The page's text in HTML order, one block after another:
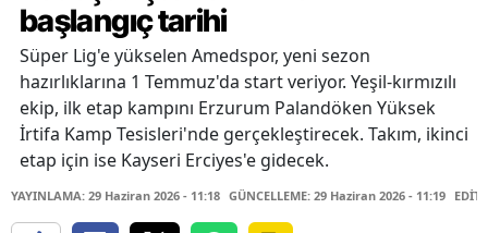
başlangıç tarihi
Süper Lig'e yükselen Amedspor, yeni sezon
hazırlıklarına 1 Temmuz'da start veriyor. Yeşil-kırmızılı
ekip, ilk etap kampını Erzurum Palandöken Yüksek
İrtifa Kamp Tesisleri'nde gerçekleştirecek. Takım, ikinci
etap için ise Kayseri Erciyes'e gidecek.
YAYINLAMA: 29 Haziran 2026 - 11:18 GÜNCELLEME: 29 Haziran 2026 - 11:19